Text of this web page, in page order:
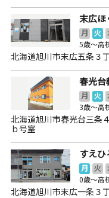
末広ほ
月 火
5歳～高
北海道旭川市末広五条３
春光台
月 火
3歳～高
北海道旭川市春光台三
ｂ号室
すえ
月 火
0歳～高
北海道旭川市末広一条３